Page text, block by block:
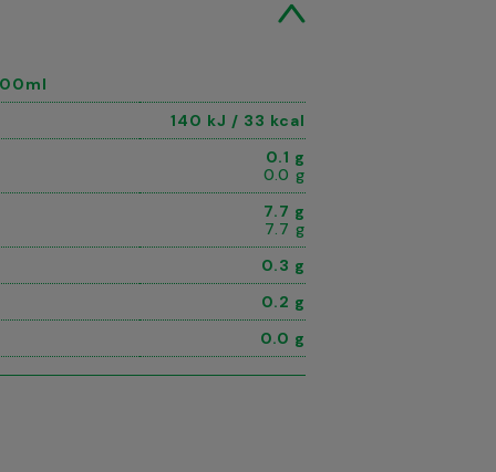
140 kJ / 33 kcal
0.1 g
0.0 g
7.7 g
7.7 g
0.3 g
0.2 g
0.0 g